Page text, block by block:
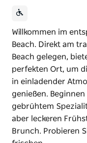
Willkommen im
Beach. Direkt am
Beach gelegen,
perfekten Ort, um
in einladender
genießen.
gebrühtem
aber leckeren
Brunch. Probieren